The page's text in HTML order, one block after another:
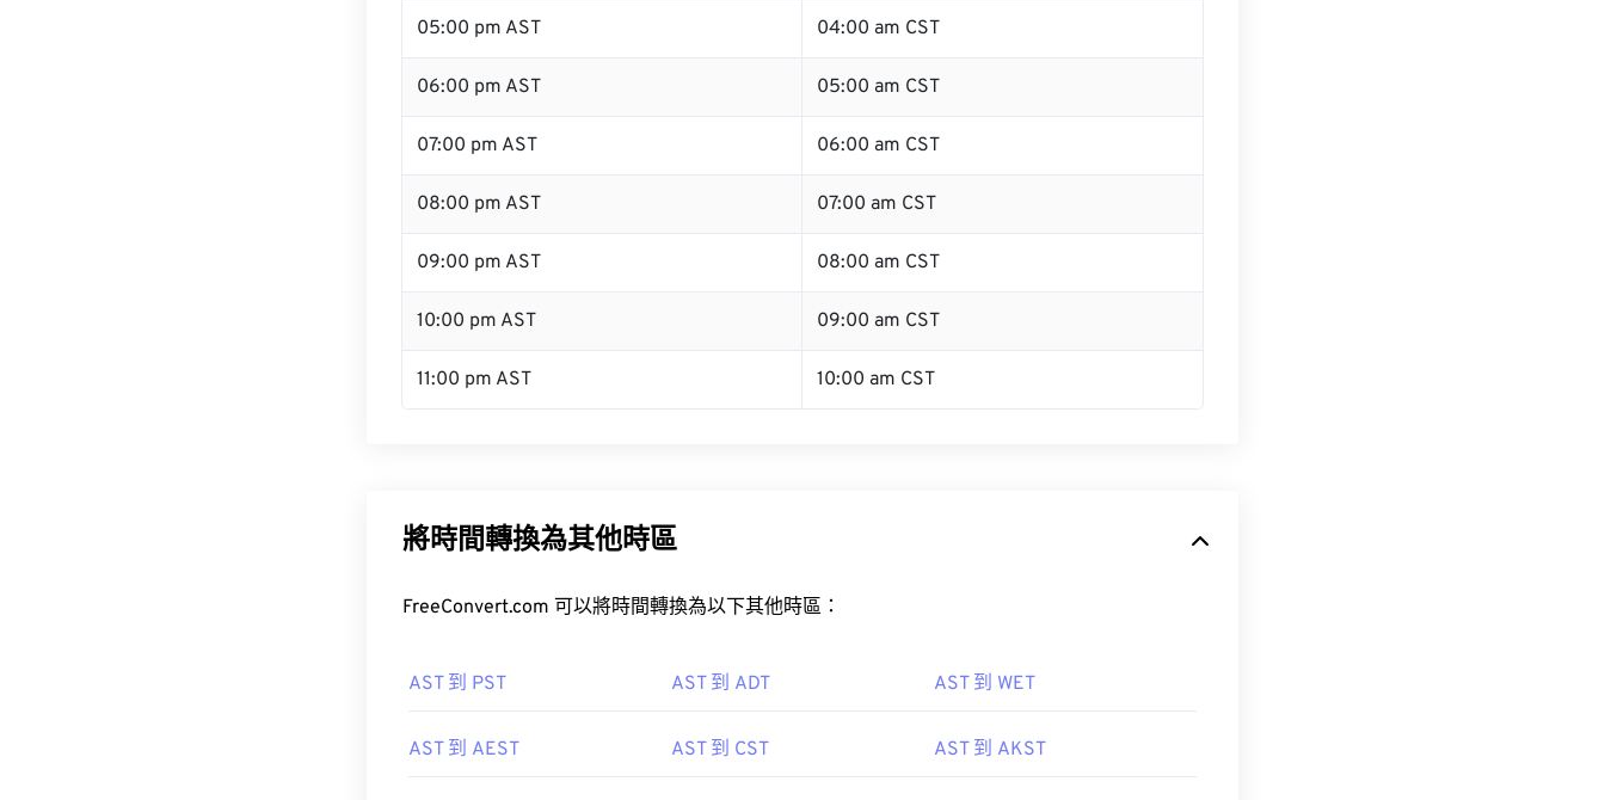
05:00 pm AST 04:00 am CST
06:00 pm AST 05:00 am CST
07:00 pm AST 06:00 am CST
08:00 pm AST 07:00 am CST
09:00 pm AST 08:00 am CST
10:00 pm AST 09:00 am CST
11:00 pm AST 10:00 am CST
將時間轉換為其他時區
FreeConvert.com 可以將時間轉換為以下其他時區：
AST 到 PST AST 到 ADT AST 到 WET
AST 到 AEST AST 到 CST AST 到 AKST